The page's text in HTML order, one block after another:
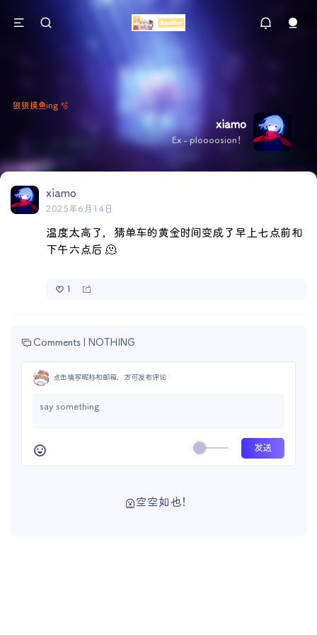
xiamo
Ex - ploooosion！
狠狠摸鱼ing 🫧
xiamo
2025年6月14日
温度太高了，猜单车的黄金时间变成了早上七点前和
下午六点后 🫠
1
Comments | NOTHING
点击填写昵称和邮箱，方可发布评论
空空如也！